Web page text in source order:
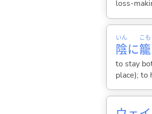
loss-
陰
いん
に籠
こも
to stay
place); to